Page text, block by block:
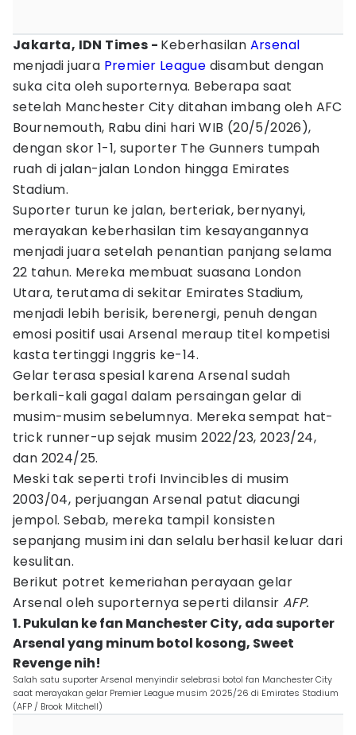
Jakarta, IDN Times - Keberhasilan Arsenal
menjadi juara Premier League disambut dengan
suka cita oleh suporternya. Beberapa saat
setelah Manchester City ditahan imbang oleh AFC
Bournemouth, Rabu dini hari WIB (20/5/2026),
dengan skor 1-1, suporter The Gunners tumpah
ruah di jalan-jalan London hingga Emirates
Stadium.
Suporter turun ke jalan, berteriak, bernyanyi,
merayakan keberhasilan tim kesayangannya
menjadi juara setelah penantian panjang selama
22 tahun. Mereka membuat suasana London
Utara, terutama di sekitar Emirates Stadium,
menjadi lebih berisik, berenergi, penuh dengan
emosi positif usai Arsenal meraup titel kompetisi
kasta tertinggi Inggris ke-14.
Gelar terasa spesial karena Arsenal sudah
berkali-kali gagal dalam persaingan gelar di
musim-musim sebelumnya. Mereka sempat hat-
trick runner-up sejak musim 2022/23, 2023/24,
dan 2024/25.
Meski tak seperti trofi Invincibles di musim
2003/04, perjuangan Arsenal patut diacungi
jempol. Sebab, mereka tampil konsisten
sepanjang musim ini dan selalu berhasil keluar dari
kesulitan.
Berikut potret kemeriahan perayaan gelar
Arsenal oleh suporternya seperti dilansir AFP.
1. Pukulan ke fan Manchester City, ada suporter
Arsenal yang minum botol kosong, Sweet
Revenge nih!
Salah satu suporter Arsenal menyindir selebrasi botol fan Manchester City
saat merayakan gelar Premier League musim 2025/26 di Emirates Stadium
(AFP / Brook Mitchell)